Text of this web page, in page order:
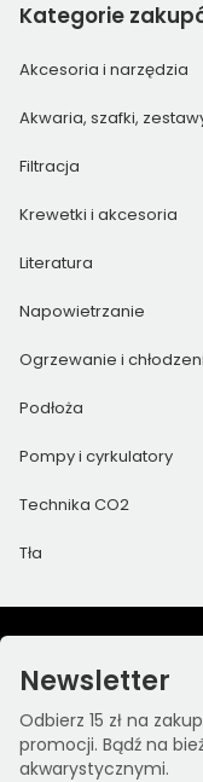
Kategorie
Akcesoria i narzędzia
Akwaria, szafki,
Filtracja
Krewetki i akcesoria
Literatura
Napowietrzanie
Ogrzewanie i
Podłoża
Pompy i cyrkulatory
Technika CO2
Tła
Newsletter
Odbierz 15 zł na
promocji. Bądź na
akwarystycznymi.